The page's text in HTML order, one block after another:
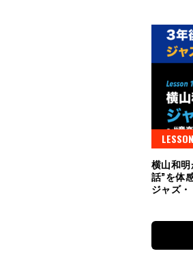
LESSON
横山和
話”を体
ジャズ